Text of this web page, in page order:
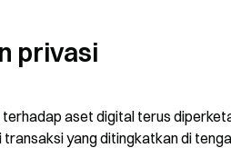
privasi
aset digital terus
yang ditingkatkan di